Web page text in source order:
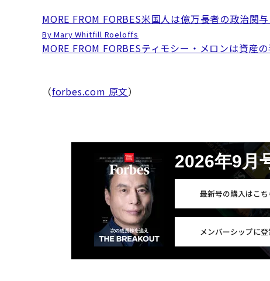
MORE FROM FORBES米国人は億万長者の政治関
By Mary Whitfill Roeloffs
MORE FROM FORBESティモシー・メロンは資産
（forbes.com 原文）
2026年9月
最新号の購入はこち
メンバーシップに